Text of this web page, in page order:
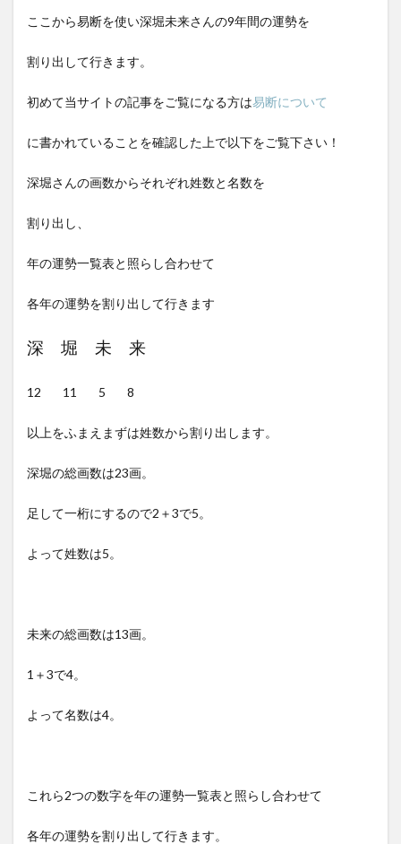
ここから易断を使い深堀未来さんの9年間の運勢を
割り出して行きます。
初めて当サイトの記事をご覧になる方は易断について
に書かれていることを確認した上で以下をご覧下さい！
深堀さんの画数からそれぞれ姓数と名数を
割り出し、
年の運勢一覧表と照らし合わせて
各年の運勢を割り出して行きます
深 堀 未 来
12 11 5 8
以上をふまえまずは姓数から割り出します。
深堀の総画数は23画。
足して一桁にするので2＋3で5。
よって姓数は5。
未来の総画数は13画。
1＋3で4。
よって名数は4。
これら2つの数字を年の運勢一覧表と照らし合わせて
各年の運勢を割り出して行きます。